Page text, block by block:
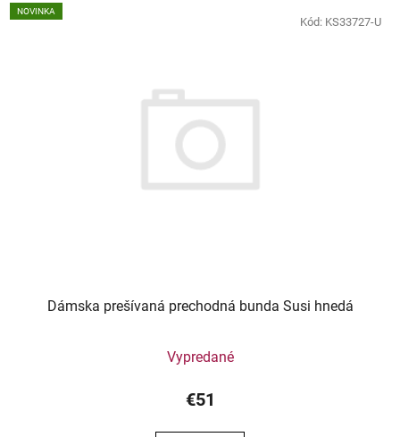
NOVINKA
Dámska prešívaná prechodná bunda Susi hnedá
Vypredané
€51
Kód: KS33727-U